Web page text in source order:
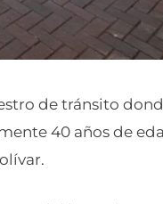
de tránsito
40 años de